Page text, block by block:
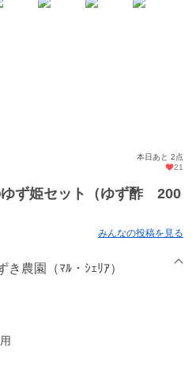
本日あと 2点
21
ゆず姫セット（ゆず酢 200
みんなの投稿を見る
農園（ﾏﾙ・ｼｪﾘｱ）